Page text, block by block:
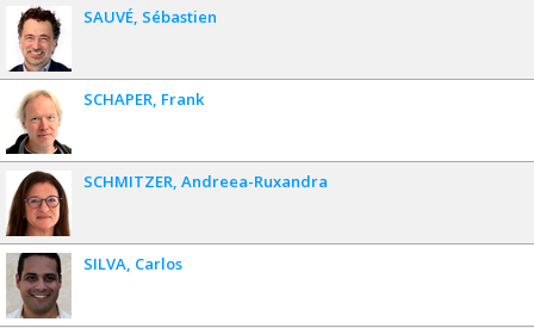
SAUVÉ Sébastien
SCHAPER Frank
SCHMITZER Andreea-Ruxandra
SILVA Carlos